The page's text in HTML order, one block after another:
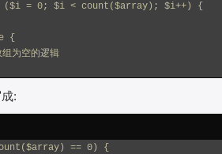
= 0; $i < count($array); $i++) {
{
为空的逻辑
:
== 0) {